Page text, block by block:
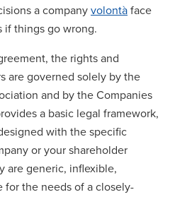
a companyvolontàface
things go wrong.
the rights and
are governed solely by the
and by the Companies
a basic legal framework,
with the specific
or your shareholder
are generic, inflexible,
the needs of a closely-